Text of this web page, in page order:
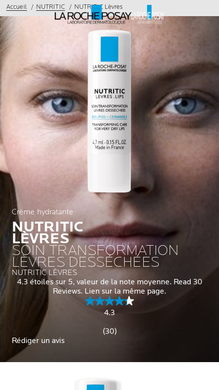
Accueil NUTRITIC NUTRITIC Lèvres
Crème hydratante
NUTRITIC
LÈVRES
SOIN TRANSFORMATION
LÈVRES DESSÉCHÉES
NUTRITIC LÈVRES
4.3 étoiles sur 5, valeur de la note moyenne. Read 30
Reviews. Lien sur la même page.
4.3
(30)
Rédiger un avis